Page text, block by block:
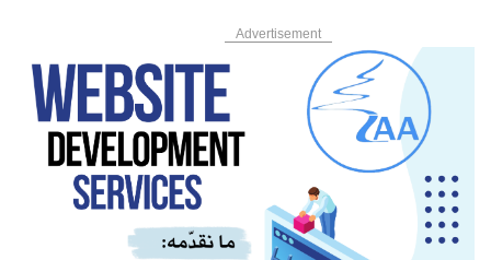
Advertisement